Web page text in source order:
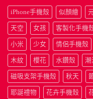
iPhone手機殼 似顏繪
天空 女孩 客製化手機
小米 少女 情侶手機殼
木紋 櫻花 水鑽殼 潮
磁吸支架手機殼 秋天
耶誕禮物 花卉手機殼